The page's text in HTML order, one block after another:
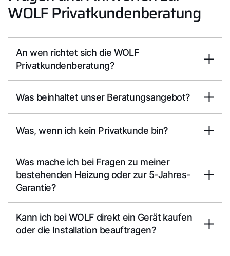
WOLF Privatkundenberatung
An wen richtet sich die WOLF
Privatkundenberatung?
Was beinhaltet unser Beratungsangebot?
Was, wenn ich kein Privatkunde bin?
Was mache ich bei Fragen zu meiner
bestehenden Heizung oder zur 5-Jahres-
Garantie?
Kann ich bei WOLF direkt ein Gerät kaufen
oder die Installation beauftragen?